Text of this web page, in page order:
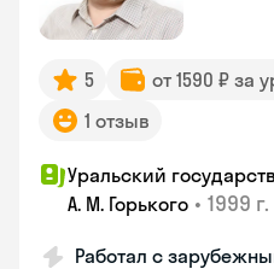
5 от 1590 ₽ за
1 отзыв
Уральский
А. М. Горького • 1999 г.
Работал с